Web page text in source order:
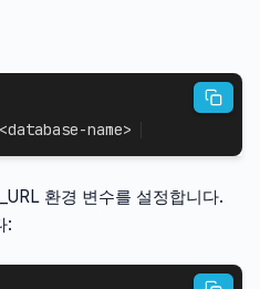
<database-name>
환경 변수를 설정합니다.
: